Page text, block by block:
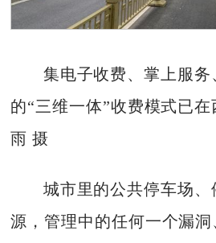
集电子收费、掌上服
的“三维一体”收费模式已
雨 摄
城市里的公共停车场
源，管理中的任何一个漏